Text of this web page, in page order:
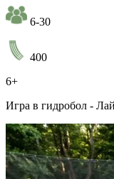
6-30
400
6+
Игра в гидробол -